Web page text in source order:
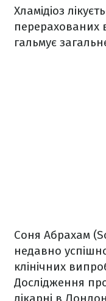
Хламідіоз
гальмує
Соня Абрахам
недавно
клінічних
Дослідження